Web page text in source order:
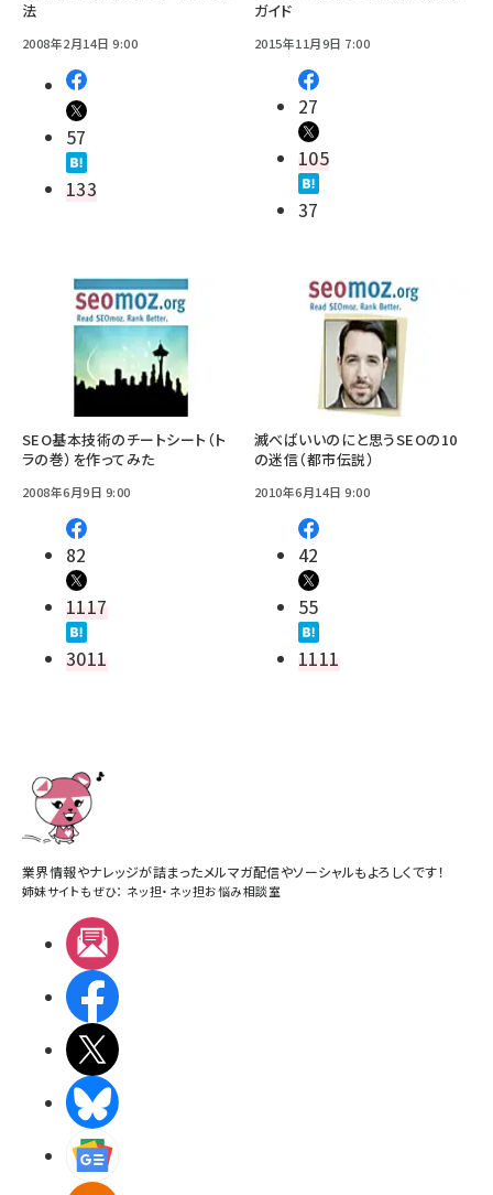
法
2008年2月14日 9:00
57
133
ガイド
2015年11月9日 7:00
27
105
37
SEO基本技術のチートシート（ト
ラの巻）を作ってみた
2008年6月9日 9:00
82
1117
3011
滅べばいいのにと思うSEOの10
の迷信（都市伝説）
2010年6月14日 9:00
42
55
1111
業界情報やナレッジが詰まったメルマガ配信やソーシャルもよろしくです！
姉妹サイトもぜひ： ネッ担・ ネッ担お悩み相談室